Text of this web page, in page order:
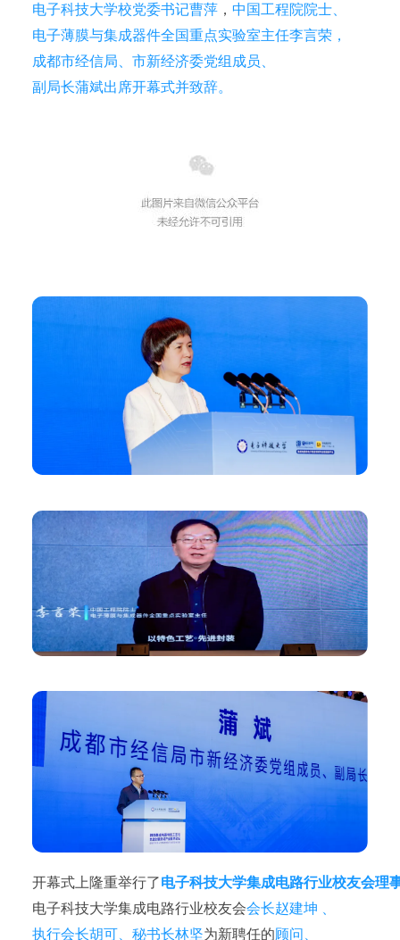
电子科技大学校党委书记曹萍， 中国工程院院士、
电子薄膜与集成器件全国重点实验室主任李言荣，
成都市经信局、市新经济委党组成员、
副局长蒲斌出席开幕式并致辞。
开幕式上隆重举行了电子科技大学集成电路行业校友会理
电子科技大学集成电路行业校友会会长赵建坤 、
执行会长胡可、秘书长林坚为新聘任的顾问、